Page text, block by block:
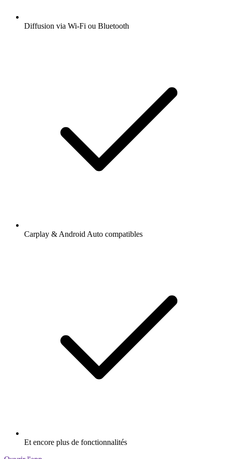
Diffusion via Wi-Fi ou Bluetooth
Carplay & Android Auto compatibles
Et encore plus de fonctionnalités